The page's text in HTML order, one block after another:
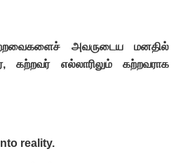
அவருடைய மனதில்
கற்றவர் எல்லாரிலும் கற்றவராக
reality.